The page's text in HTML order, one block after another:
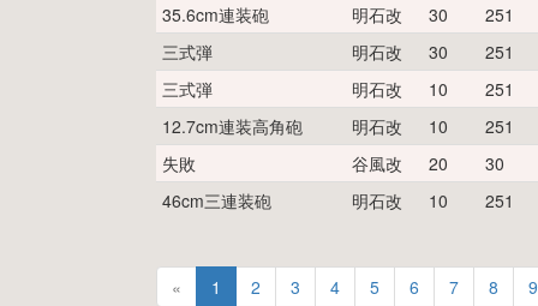
35.6cm連装砲
明石改 30
251
三式弾
明石改 30
251
三式弾
明石改 10
251
12.7cm連装高角砲
明石改 10
251
失敗
谷風改 20
30
46cm三連装砲
明石改 10 251
« 1 2 3 4 5 6 7 8 9